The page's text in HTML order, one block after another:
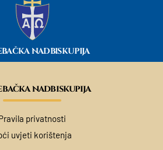
NADBISKUPIJA
nadbiskupija
privatnosti
uvjeti korištenja